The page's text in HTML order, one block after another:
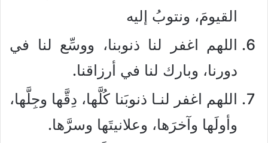
القيومَ، ونتوبُ إليه
اللهم اغفر لنا ذنوبنا، ووسِّع لنا في
دورنا، وبارك لنا في أرزاقنا.
اللهم اغفر لنـا ذنوبَنا كُلَّها، دِقَّها وجِلَّها،
وأولَها وآخرَها، وعلانيتَها وسرَّها.